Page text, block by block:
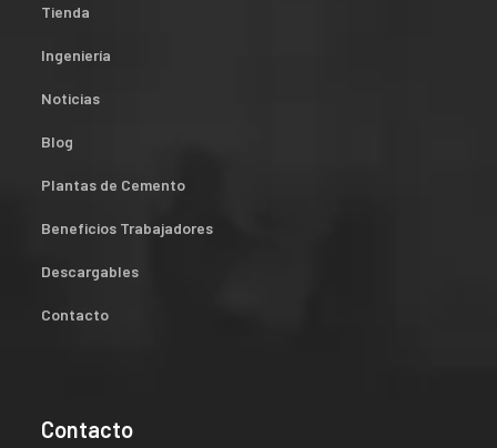
Tienda
Ingeniería
Noticias
Blog
Plantas de Cemento
Beneficios Trabajadores
Descargables
Contacto
Contacto